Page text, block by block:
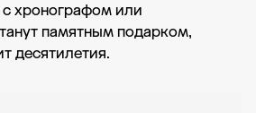
с хронографом или
памятным подарком,
десятилетия.